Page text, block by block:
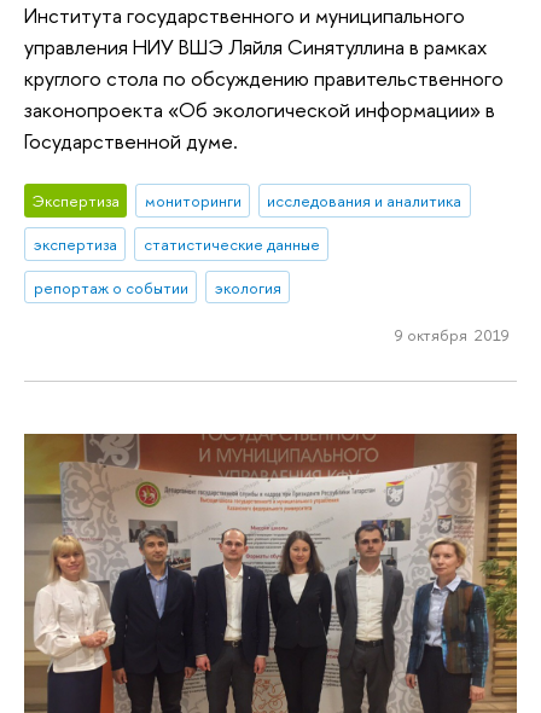
Института государственного и муниципального
управления НИУ ВШЭ Ляйля Синятуллина в рамках
круглого стола по обсуждению правительственного
законопроекта «Об экологической информации» в
Государственной думе.
Экспертиза мониторинги
исследования и аналитика
экспертиза
статистические данные
репортаж о событии
экология
9 октября 2019